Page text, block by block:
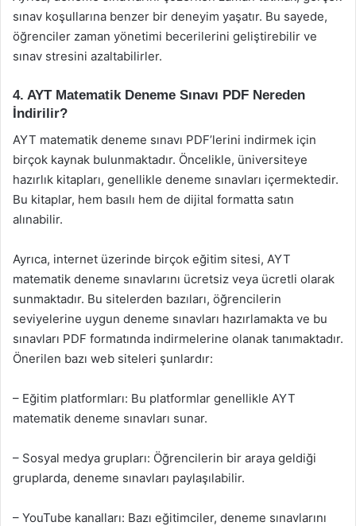
sınav koşullarına benzer bir deneyim yaşatır. Bu sayede,
öğrenciler zaman yönetimi becerilerini geliştirebilir ve
sınav stresini azaltabilirler.
4. AYT Matematik Deneme Sınavı PDF Nereden
İndirilir?
AYT matematik deneme sınavı PDF’lerini indirmek için
birçok kaynak bulunmaktadır. Öncelikle, üniversiteye
hazırlık kitapları, genellikle deneme sınavları içermektedir.
Bu kitaplar, hem basılı hem de dijital formatta satın
alınabilir.
Ayrıca, internet üzerinde birçok eğitim sitesi, AYT
matematik deneme sınavlarını ücretsiz veya ücretli olarak
sunmaktadır. Bu sitelerden bazıları, öğrencilerin
seviyelerine uygun deneme sınavları hazırlamakta ve bu
sınavları PDF formatında indirmelerine olanak tanımaktadır.
Önerilen bazı web siteleri şunlardır:
– Eğitim platformları: Bu platformlar genellikle AYT
matematik deneme sınavları sunar.
– Sosyal medya grupları: Öğrencilerin bir araya geldiği
gruplarda, deneme sınavları paylaşılabilir.
– YouTube kanalları: Bazı eğitimciler, deneme sınavlarını